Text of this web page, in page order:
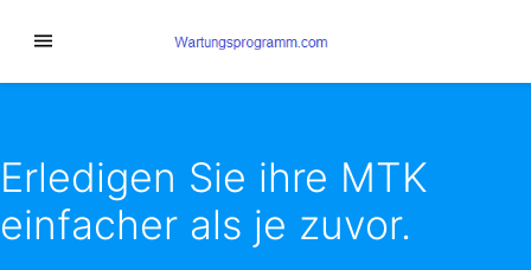
Erledigen Sie ihre MTK
einfacher als je zuvor.